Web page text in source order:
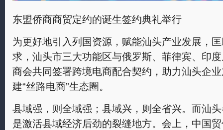
东盟侨商商贸定约的诞生签约典礼举行
为更好地引入列国资源，赋能汕头产业发展，
求，汕头市三大功能区与俄罗斯、菲律宾、印
商会共同签署跨境电商配合契约，助力汕头企
建“丝路电商”生态圈。
县域强，则全域强；县域兴，则全省兴。而汕
是激活县域经济后劲的裂缝地方。会上，中国